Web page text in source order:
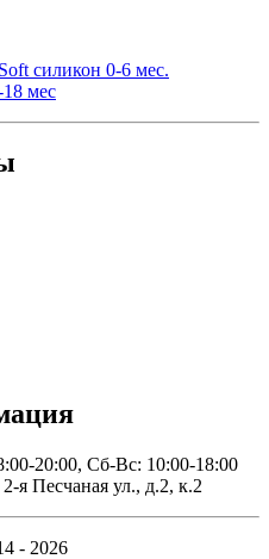
силикон 0-6 мес.
мес
20:00, Сб-Вс: 10:00-18:00
я Песчаная ул., д.2, к.2
- 2026